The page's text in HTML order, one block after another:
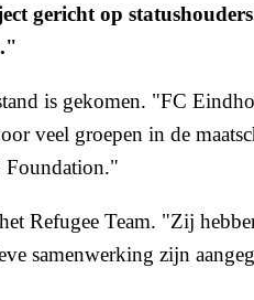
gericht op
is gekomen. "FC
veel groepen in de
Foundation."
Refugee Team. "Zij
samenwerking zijn